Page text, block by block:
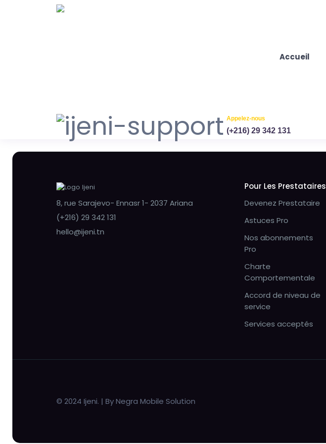
Accueil
Appelez-nous
(+216) 29 342 131
8, rue Sarajevo- Ennasr 1- 2037 Ariana
(+216) 29 342 131
hello@ijeni.tn
Pour Les Prestataires
Devenez Prestataire
Astuces Pro
Nos abonnements
Pro
Charte
Comportementale
Accord de niveau de
service
Services acceptés
© 2024 Ijeni. | By Negra Mobile Solution